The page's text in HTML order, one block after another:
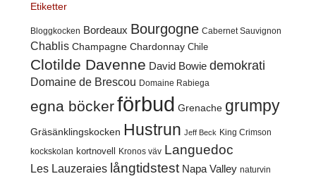
Etiketter
Bloggkocken Bordeaux Bourgogne Cabernet Sauvignon
Chablis Champagne Chardonnay Chile
Clotilde Davenne David Bowie demokrati
Domaine de Brescou Domaine Rabiega
egna böckerförbud Grenache grumpy
Gräsänklingskocken Hustrun Jeff Beck King Crimson
kockskolan kortnovell Kronos väv Languedoc
Les Lauzeraies långtidstest Napa Valley naturvin